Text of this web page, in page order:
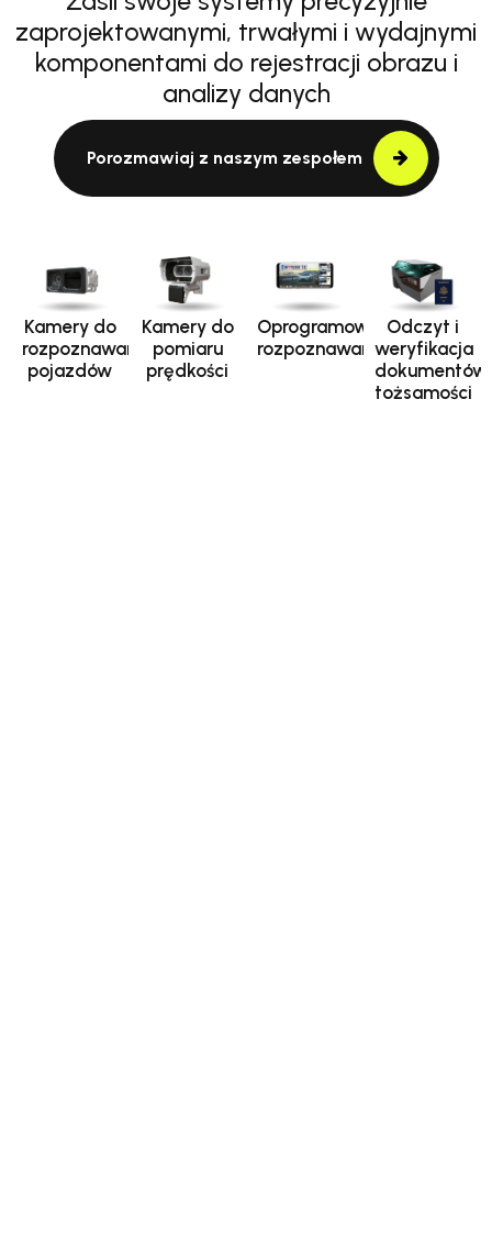
zaprojektowanymi, trwałymi i wydajnymi
komponentami do rejestracji obrazu i
analizy danych
Porozmawiaj z naszym zespołem
Kamery do
rozpoznawania
pojazdów
Kamery do
pomiaru
prędkości
Oprogramowanie
rozpoznawania
Odczyt i
weryfikacja
dokumentów
tożsamości